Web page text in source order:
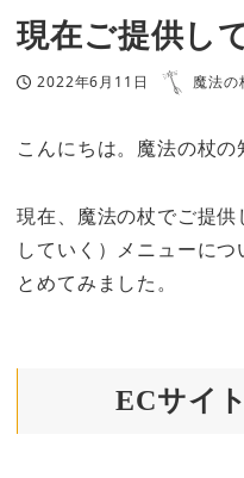
現在ご提供し
投稿日
2022年6月11日 魔法の
こんにちは。魔法の杖の
現在、魔法の杖でご提
していく）メニューに
とめてみました。
ECサイ